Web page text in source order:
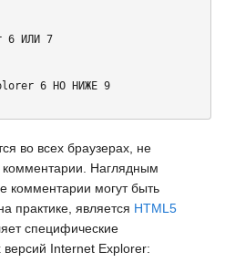
во всех браузерах, не
Наглядным
комментарии могут быть
практике, является HTML5
специфические
версий Internet Explorer: